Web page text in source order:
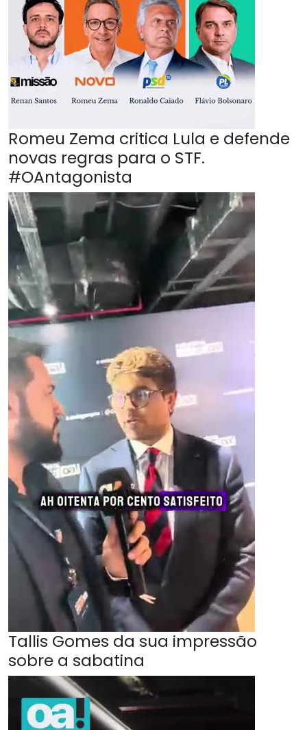
Romeu Zema critica Lula e defende
novas regras para o STF.
#OAntagonista
Tallis Gomes da sua impressão
sobre a sabatina